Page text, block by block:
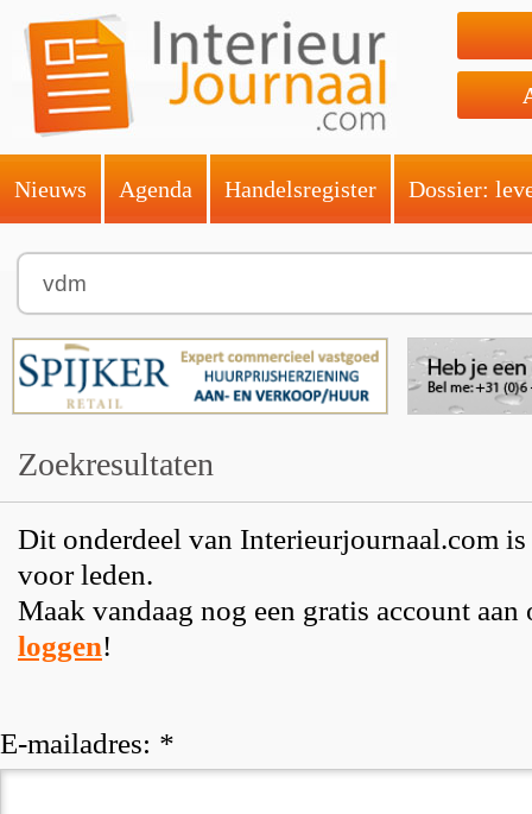
Nieuws Agenda Handelsregister Dossier:
Zoekresultaten
Dit onderdeel van Interieurjournaal.com
voor leden.
Maak vandaag nog een gratis account
loggen!
E-mailadres: *